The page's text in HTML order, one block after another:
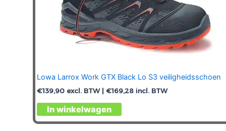
Lowa Larrox Work GTX Black Lo S3 veiligheidsschoen
€139,90 excl. BTW | €169,28 incl. BTW
In winkelwagen
Dit
product